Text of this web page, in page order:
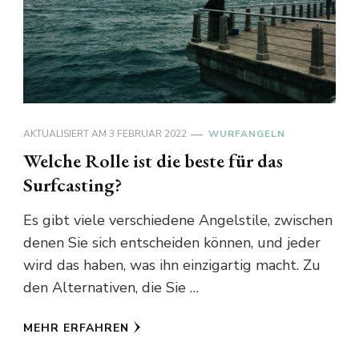
AKTUALISIERT AM 3 FEBRUAR 2022 WURFANGELN
Welche Rolle ist die beste für das
Surfcasting?
Es gibt viele verschiedene Angelstile, zwischen
denen Sie sich entscheiden können, und jeder
wird das haben, was ihn einzigartig macht. Zu
den Alternativen, die Sie …
MEHR ERFAHREN